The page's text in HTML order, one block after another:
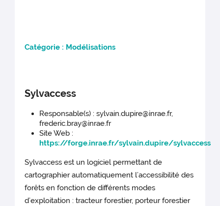
Catégorie : Modélisations
Sylvaccess
Responsable(s) : sylvain.dupire@inrae.fr,
frederic.bray@inrae.fr
Site Web :
https://forge.inrae.fr/sylvain.dupire/sylvaccess
Sylvaccess est un logiciel permettant de
cartographier automatiquement l’accessibilité des
forêts en fonction de différents modes
d’exploitation : tracteur forestier, porteur forestier